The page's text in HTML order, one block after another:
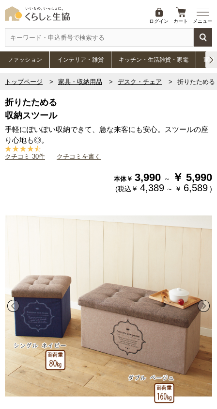
ログイン カート メニュー
ファッション インテリア・雑貨 キッチン・生活雑貨・家電 家具
トップページ 家具・収納用品 デスク・チェア 折りたため
折りたためる
収納スツール
手軽にぽいぽい収納できて、急な来客にも安心。スツールの座
り心地も◎。
クチコミ 30件 クチコミを書く
本体￥ 3,990 ～ ￥ 5,990
(税込￥ 4,389 ～ ￥ 6,589 )